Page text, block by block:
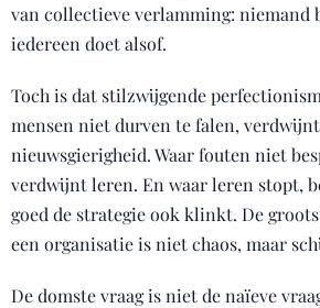
van collectieve verlamming: niemand
iedereen doet alsof.
Toch is dat stilzwijgende
mensen niet durven te falen,
nieuwsgierigheid. Waar fouten niet
verdwijnt leren. En waar leren stopt,
goed de strategie ook klinkt. De
een organisatie is niet chaos, maar
De domste vraag is niet de naïeve